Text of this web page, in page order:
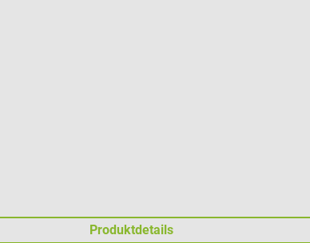
Produktdetails